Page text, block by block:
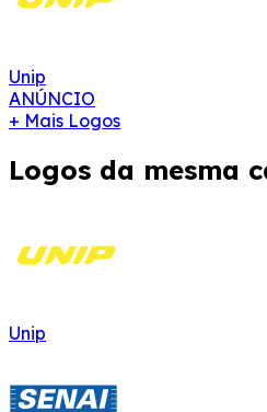
Unip
ANÚNCIO
+ Mais Logos
Logos da mesma
Unip